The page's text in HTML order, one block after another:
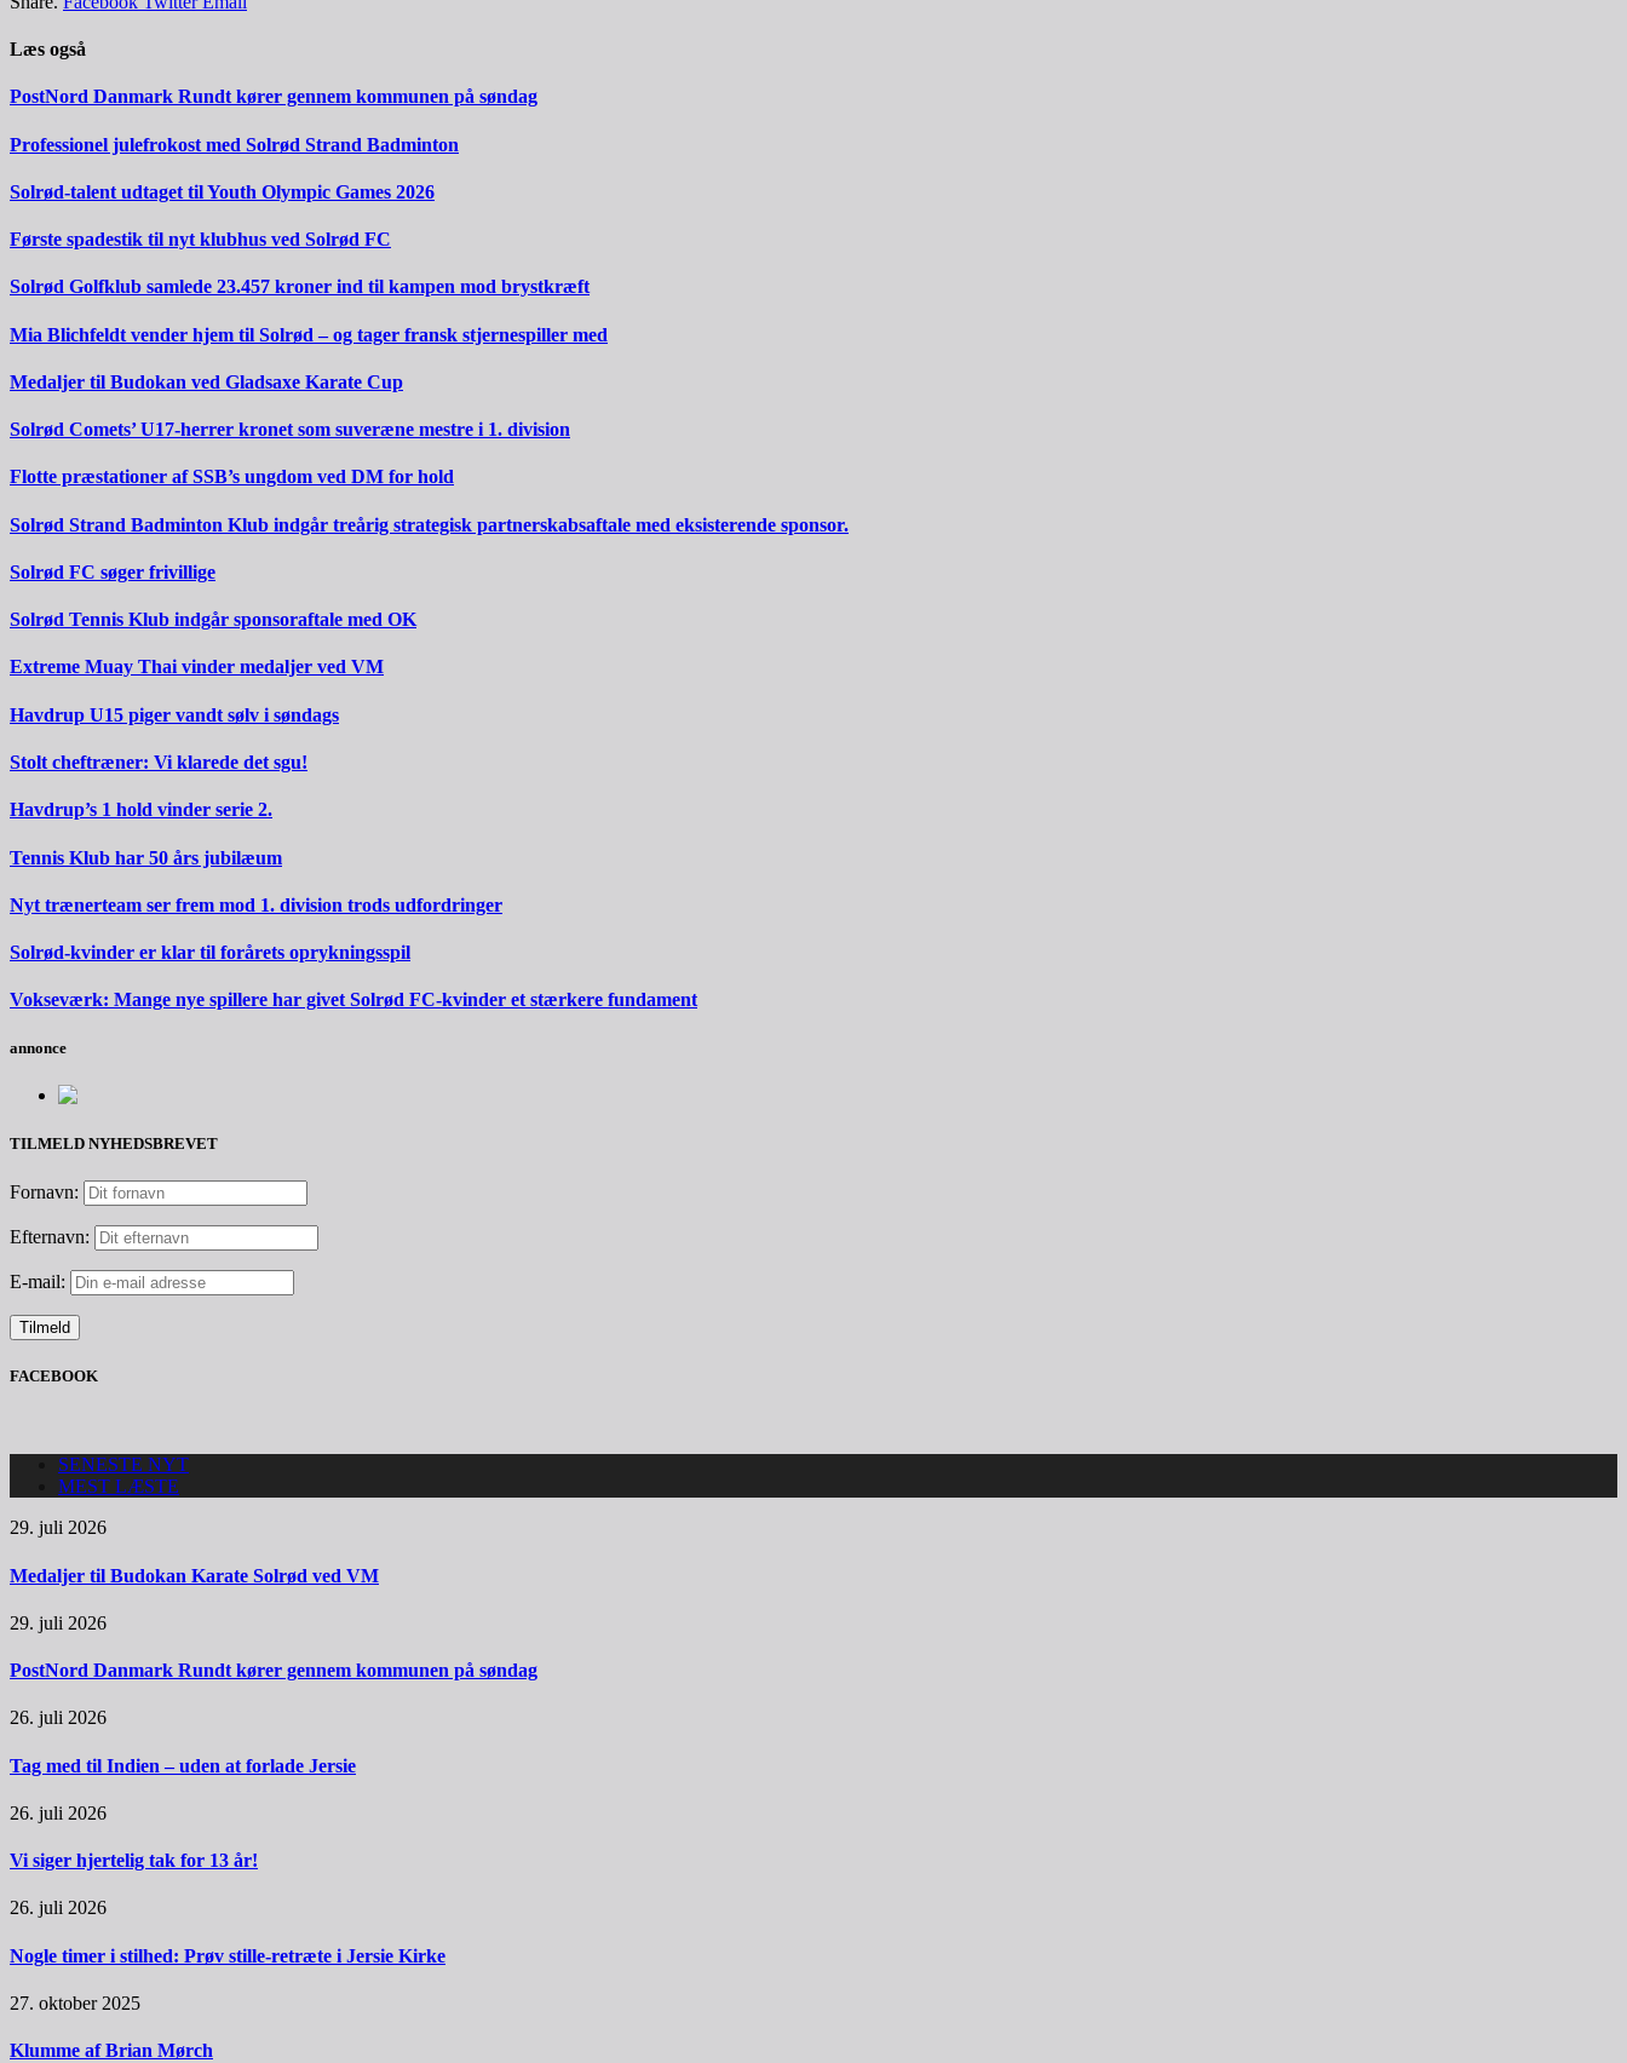
Læs også
PostNord Danmark Rundt kører gennem kommunen på søndag
Professionel julefrokost med Solrød Strand Badminton
Solrød-talent udtaget til Youth Olympic Games 2026
Første spadestik til nyt klubhus ved Solrød FC
Solrød Golfklub samlede 23.457 kroner ind til kampen mod brystkræft
Mia Blichfeldt vender hjem til Solrød – og tager fransk stjernespiller med
Medaljer til Budokan ved Gladsaxe Karate Cup
Solrød Comets’ U17-herrer kronet som suveræne mestre i 1. division
Flotte præstationer af SSB’s ungdom ved DM for hold
Solrød Strand Badminton Klub indgår treårig strategisk partnerskabsaftale med eksisterende sponsor.
Solrød FC søger frivillige
Solrød Tennis Klub indgår sponsoraftale med OK
Extreme Muay Thai vinder medaljer ved VM
Havdrup U15 piger vandt sølv i søndags
Stolt cheftræner: Vi klarede det sgu!
Havdrup’s 1 hold vinder serie 2.
Tennis Klub har 50 års jubilæum
Nyt trænerteam ser frem mod 1. division trods udfordringer
Solrød-kvinder er klar til forårets oprykningsspil
Vokseværk: Mange nye spillere har givet Solrød FC-kvinder et stærkere fundament
annonce
TILMELD NYHEDSBREVET
Fornavn:
Efternavn:
E-mail:
FACEBOOK
SENESTE NYT
MEST LÆSTE
29. juli 2026
Medaljer til Budokan Karate Solrød ved VM
29. juli 2026
PostNord Danmark Rundt kører gennem kommunen på søndag
26. juli 2026
Tag med til Indien – uden at forlade Jersie
26. juli 2026
Vi siger hjertelig tak for 13 år!
26. juli 2026
Nogle timer i stilhed: Prøv stille-retræte i Jersie Kirke
27. oktober 2025
Klumme af Brian Mørch